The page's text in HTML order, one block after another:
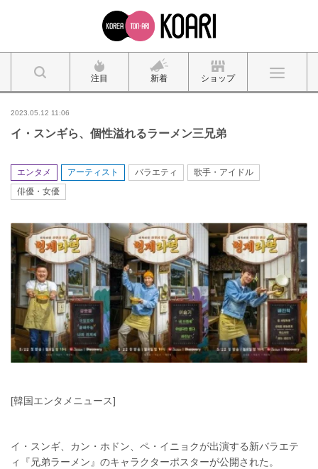
注目 新着 ショップ
2023.05.12 11:06
イ・スンギら、個性溢れるラーメン三兄弟
エンタメ アーティスト バラエティ
歌手・アイドル
俳優・女優
[韓国エンタメニュース]
イ・スンギ、カン・ホドン、ペ・イニョクが出演する新バラエテ
ィ『兄弟ラーメン』のキャラクターポスターが公開された。